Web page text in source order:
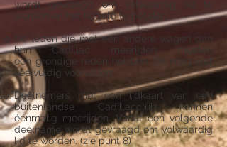
wordt gevraagd om volwaardig lid te
worden en het lidgeld te betalen.
De leden die met een andere wagen dan
hun Cadillac meerijden moeten
een grondige reden hebben. Dit mag niet
veelvuldig voorvallen.
Deelnemers met een lidkaart van een
buitenlandse Cadillacclub kunnen
éénmalig meerijden. Vanaf een volgende
deelname wordt gevraagd om volwaardig
lid te worden. (zie punt 8)